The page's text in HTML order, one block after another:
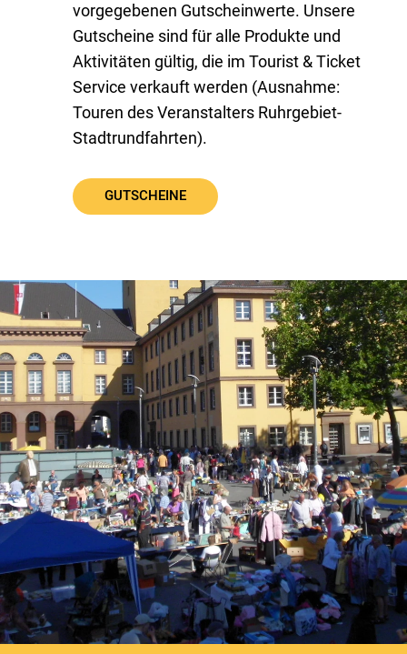
vorgegebenen Gutscheinwerte. Unsere
Gutscheine sind für alle Produkte und
Aktivitäten gültig, die im Tourist & Ticket
Service verkauft werden (Ausnahme:
Touren des Veranstalters Ruhrgebiet-
Stadtrundfahrten).
GUTSCHEINE